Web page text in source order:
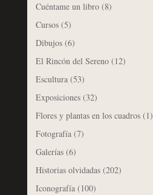
Cuéntame un libro(8)
Cursos(5)
Dibujos(6)
El Rincón del Sereno(12)
Escultura(53)
Exposiciones(32)
Flores y plantas en los cuadros(1)
Fotografía(7)
Galerías(6)
Historias olvidadas(202)
Iconografía(100)